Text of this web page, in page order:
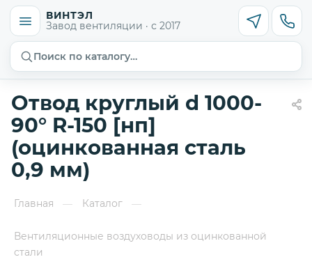
ВИНТЭЛ
Завод вентиляции · с 2017
Поиск по каталогу…
Отвод круглый d 1000-
90° R-150 [нп]
(оцинкованная сталь
0,9 мм)
Главная — Каталог —
Вентиляционные воздуховоды из оцинкованной
стали